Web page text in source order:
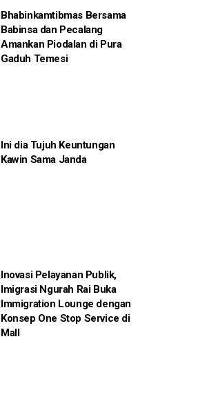
Bhabinkamtibmas Bersama
Babinsa dan Pecalang
Amankan Piodalan di Pura
Gaduh Temesi
Ini dia Tujuh Keuntungan
Kawin Sama Janda
Inovasi Pelayanan Publik,
Imigrasi Ngurah Rai Buka
Immigration Lounge dengan
Konsep One Stop Service di
Mall